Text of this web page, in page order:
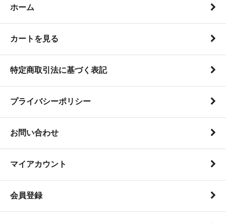
ホーム
カートを見る
特定商取引法に基づく表記
プライバシーポリシー
お問い合わせ
マイアカウント
会員登録